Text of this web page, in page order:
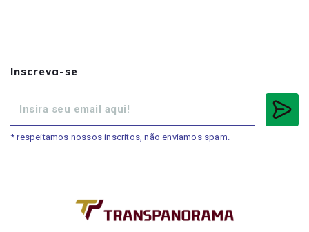
Inscreva-se
* respeitamos nossos inscritos, não enviamos spam.